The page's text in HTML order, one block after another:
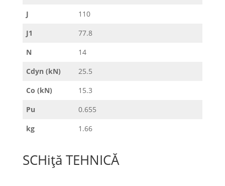
J
110
J1
77.8
N
14
Cdyn (kN)
25.5
Co (kN)
15.3
Pu
0.655
kg
1.66
SCHiță TEHNICĂ